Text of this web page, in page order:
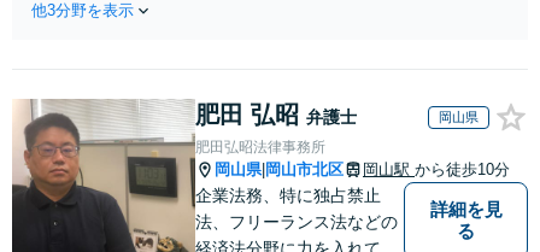
神的に大変な思いをし
払い賃金、解雇、労働
条件など解決多数あり
【初回相談30分無料】
【東梅田駅徒歩10分】
他3分野を表示
肥田 弘昭 弁護士 岡山県
肥田弘昭法律事務所
岡山県| 岡山市北区 岡山駅 から徒歩10分
企業法務、特に独占禁止
法、フリーランス法などの
経済法分野に力を入れてい
詳細を見
る